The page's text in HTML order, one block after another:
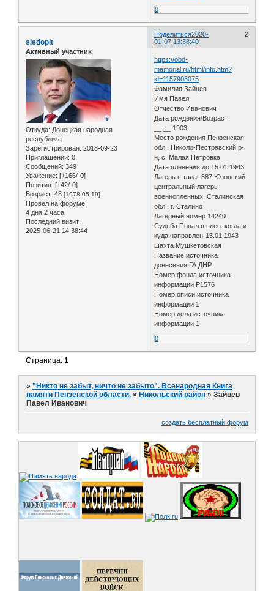
0
Поделиться 2
2020-
01-07 13:38:40
sledopit
Активный участник
Откуда: Донецкая народная
республика
Зарегистрирован: 2018-09-23
Приглашений: 0
Сообщений: 349
Уважение: [+166/-0]
Позитив: [+42/-0]
Возраст: 48 [1978-05-19]
Провел на форуме:
4 дня 2 часа
Последний визит:
2025-06-21 14:38:44
https://obd-
memorial.ru/html/info.htm?
id=1157908075
Фамилия Зайцев
Имя Павел
Отчество Иванович
Дата рождения/Возраст
__.__.1903
Место рождения Пензенская
обл., Николо-Пестравский р-
н, с. Малая Петровка
Дата пленения до 15.01.1943
Лагерь шталаг 387 Юзовский
центральный лагерь
военнопленных, Сталинская
обл., г. Сталино
Лагерный номер 14240
Судьба Попал в плен. когда и
куда направлен-15.01.1943
шахта Мушкетовская
Название источника
донесения ГА ДНР
Номер фонда источника
информации Р1576
Номер описи источника
информации 1
Номер дела источника
информации 1
0
Страница:1
»"Никто не забыт, ничто не забыто". Всенародная Книга
памяти Пензенской области. »Никольский район »Зайцев
Павел Иванович
создать бесплатный форум